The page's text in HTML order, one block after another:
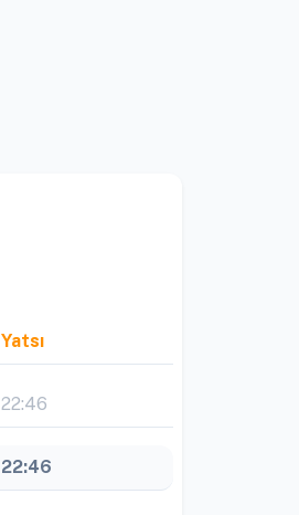
Yatsı
22:46
22:46